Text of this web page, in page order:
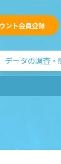
ント会員登録
データの調査・